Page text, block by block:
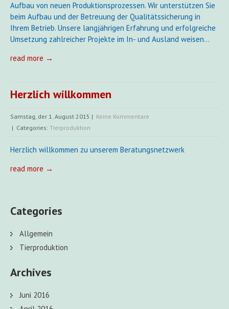
Aufbau von neuen Produktionsprozessen. Wir unterstützen Sie
beim Aufbau und der Betreuung der Qualitätssicherung in
Ihrem Betrieb. Unsere langjährigen Erfahrung und erfolgreiche
Umsetzung zahlreicher Projekte im In- und Ausland weisen…
read more →
Herzlich willkommen
Samstag, der 1. August 2015 | Keine Kommentare
| Categories: Tierproduktion
Herzlich willkommen zu unserem Beratungsnetzwerk
read more →
Categories
Allgemein
Tierproduktion
Archives
Juni 2016